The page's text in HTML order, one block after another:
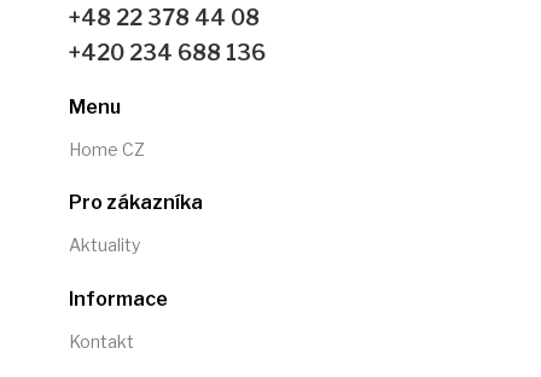
+48 22 378 44 08
+420 234 688 136
Menu
Home CZ
Pro zákazníka
Aktuality
Informace
Kontakt